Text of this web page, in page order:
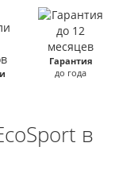
Гарантия
до года
в